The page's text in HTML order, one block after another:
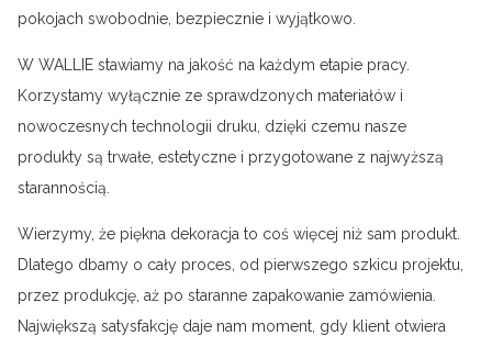
pokojach swobodnie, bezpiecznie i wyjątkowo.
W WALLIE stawiamy na jakość na każdym etapie pracy.
Korzystamy wyłącznie ze sprawdzonych materiałów i
nowoczesnych technologii druku, dzięki czemu nasze
produkty są trwałe, estetyczne i przygotowane z najwyższą
starannością.
Wierzymy, że piękna dekoracja to coś więcej niż sam produkt.
Dlatego dbamy o cały proces, od pierwszego szkicu projektu,
przez produkcję, aż po staranne zapakowanie zamówienia.
Największą satysfakcję daje nam moment, gdy klient otwiera